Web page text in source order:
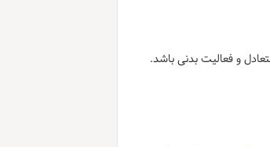
و فعالیت بدنی باشد.